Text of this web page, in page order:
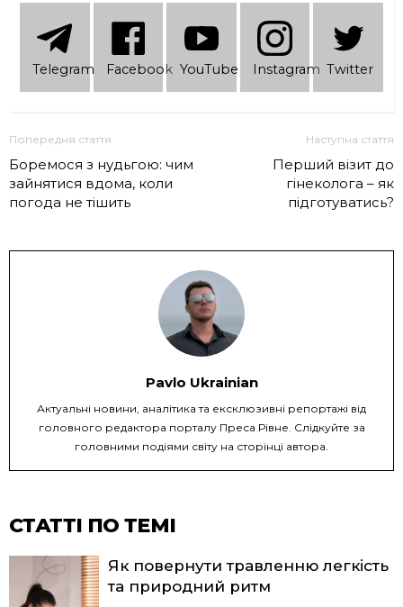
Telеgram Facebook YouTube Instagram Twitter
Попередня стаття
Боремося з нудьгою: чим
зайнятися вдома, коли
погода не тішить
Наступна стаття
Перший візит до
гінеколога – як
підготуватись?
Pavlo Ukrainian
Актуальні новини, аналітика та ексклюзивні репортажі від
головного редактора порталу Преса Рівне. Слідкуйте за
головними подіями світу на сторінці автора.
СТАТТІ ПО ТЕМІ
Як повернути травленню легкість
та природний ритм